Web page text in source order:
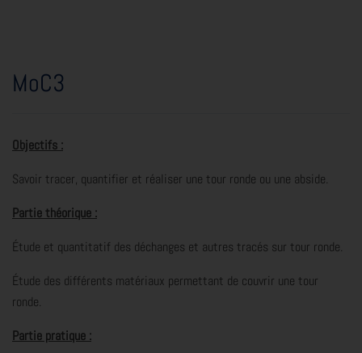
MoC3
Objectifs :
Savoir tracer, quantifier et réaliser une tour ronde ou une abside.
Partie théorique :
Étude et quantitatif des déchanges et autres tracés sur tour ronde.
Étude des différents matériaux permettant de couvrir une tour
ronde.
Partie pratique :